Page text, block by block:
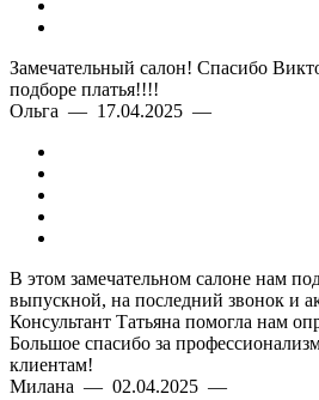
Замечательный салон! Спасибо
подборе платья!!!!
Ольга — 17.04.2025 —
В этом замечательном салоне нам
выпускной, на последний звонок и
Консультант Татьяна помогла нам
Большое спасибо за
клиентам!
Милана — 02.04.2025 —